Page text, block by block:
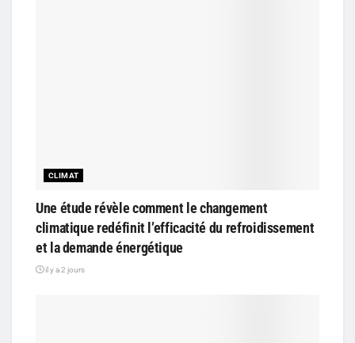
CLIMAT
Une étude révèle comment le changement
climatique redéfinit l’efficacité du refroidissement
et la demande énergétique
il y a 2 jours